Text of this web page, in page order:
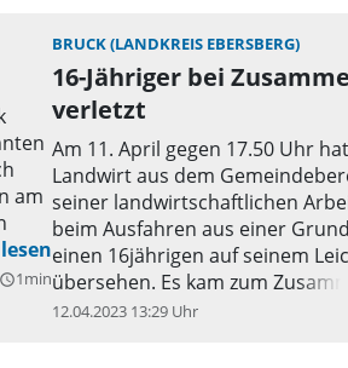
am
query_builder1min
BRUCK (LANDKREIS EBERSBERG)
16-Jähriger bei
verletzt
Am 11. April gegen 17.50 Uhr
Landwirt aus dem
seiner landwirtschaftlichen
beim Ausfahren aus einer
einen 16jährigen auf seinem
übersehen. Es kam zum
Fahrzeuge. Hierbei kam der
12.04.2023 13:29 Uhr